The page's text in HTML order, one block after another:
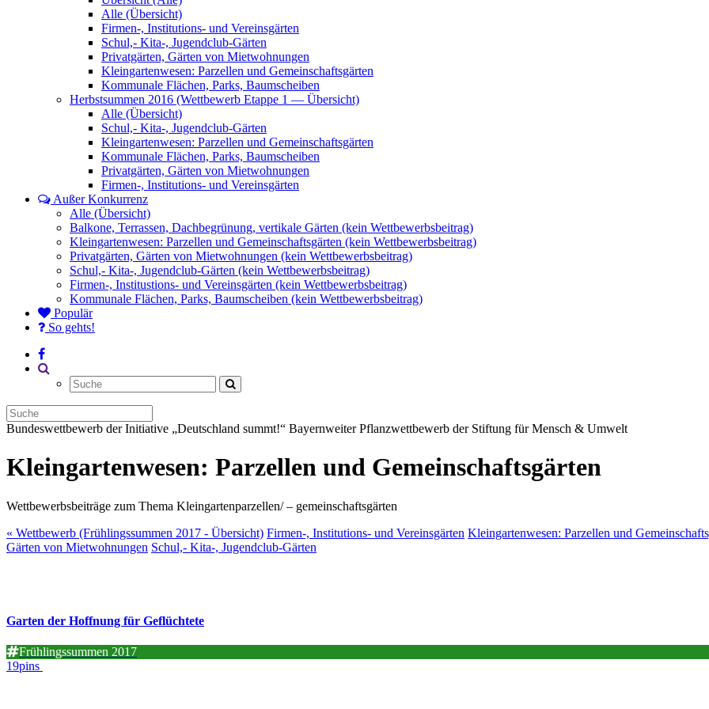
Alle (Übersicht)
Firmen-, Institutions- und Vereinsgärten
Schul,- Kita-, Jugendclub-Gärten
Privatgärten, Gärten von Mietwohnungen
Kleingartenwesen: Parzellen und Gemeinschaftsgärten
Kommunale Flächen, Parks, Baumscheiben
Herbstsummen 2016 (Wettbewerb Etappe 1 — Übersicht)
Alle (Übersicht)
Schul,- Kita-, Jugendclub-Gärten
Kleingartenwesen: Parzellen und Gemeinschaftsgärten
Kommunale Flächen, Parks, Baumscheiben
Privatgärten, Gärten von Mietwohnungen
Firmen-, Institutions- und Vereinsgärten
Außer Konkurrenz
Alle (Übersicht)
Balkone, Terrassen, Dachbegrünung, vertikale Gärten (kein Wettbewerbsbeitrag)
Kleingartenwesen: Parzellen und Gemeinschaftsgärten (kein Wettbewerbsbeitrag)
Privatgärten, Gärten von Mietwohnungen (kein Wettbewerbsbeitrag)
Schul,- Kita-, Jugendclub-Gärten (kein Wettbewerbsbeitrag)
Firmen-, Institustions- und Vereinsgärten (kein Wettbewerbsbeitrag)
Kommunale Flächen, Parks, Baumscheiben (kein Wettbewerbsbeitrag)
Populär
So gehts!
Bundeswettbewerb der Initiative „Deutschland summt!“ Bayernweiter Pflanzwettbewerb der Stiftung für Mensch & Umwelt
Kleingartenwesen: Parzellen und Gemeinschaftsgärten
Wettbewerbsbeiträge zum Thema Kleingartenparzellen/ – gemeinschaftsgärten
« Wettbewerb (Frühlingssummen 2017 - Übersicht) Firmen-, Institutions- und Vereinsgärten Kleingartenwesen: Parzellen und
Gärten von Mietwohnungen Schul,- Kita-, Jugendclub-Gärten
Garten der Hoffnung für Geflüchtete
Frühlingssummen 2017
19pins